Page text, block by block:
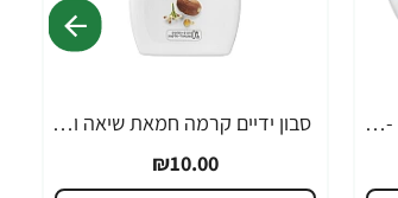
חמאת שיאה אורגנית 85 גרם - מבית NOW FOODS
סבון ידיים קרמה חמאת שיאה וקוקוי 300 מ"ל - מבית Crema
₪10.00